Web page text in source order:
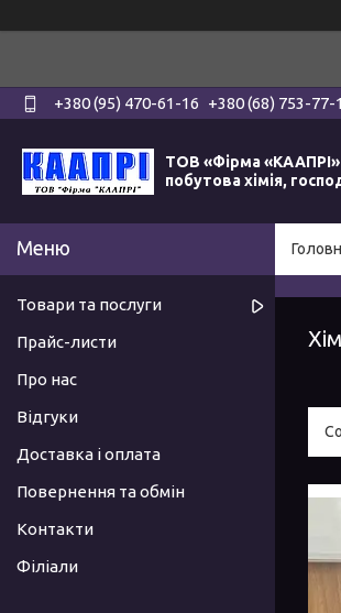
+380 (95) 470-61-16 +380 (68) 753-77-
ТОВ «Фірма «КААПРІ»
побутова хімія,
Товари та послуги
Прайс-листи
Про нас
Відгуки
Доставка і оплата
Повернення та обмін
Контакти
Філіали